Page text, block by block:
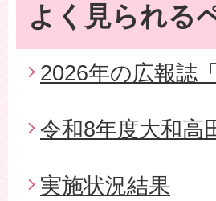
よく見られる
2026年の広報誌
令和8年度大和高
実施状況結果